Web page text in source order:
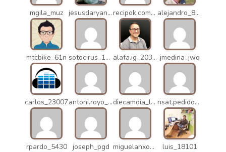
mgila_muz jesusdaryanani_mko recipok.com_n5u alejandro_8931
mtcbike_61n sotocirus_11872 alafa.ig_20338 jmedina_jwq
carlos_23007 antoni.royo_10023 diecamdia_l27 nsat.pedidos_1235
rpardo_5430 joseph_pgd miguelanxogomez_21982 luis_18101